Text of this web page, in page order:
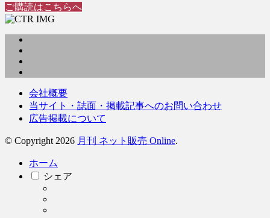
ご購読はこちらへ
会社概要
当サイト・誌面・掲載記事へのお問い合わせ
広告掲載について
© Copyright 2026 月刊 ネット販売 Online.
ホーム
シェア